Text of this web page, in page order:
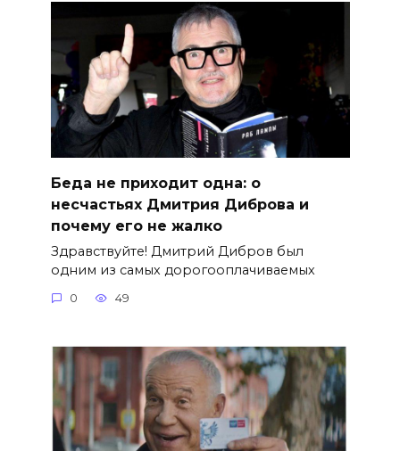
Беда не приходит одна: о
несчастьях Дмитрия Диброва и
почему его не жалко
Здравствуйте! Дмитрий Дибров был
одним из самых дорогооплачиваемых
0 49